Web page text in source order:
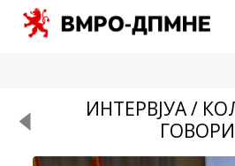
ИНТЕРВЈУА /
ГОВОРИ